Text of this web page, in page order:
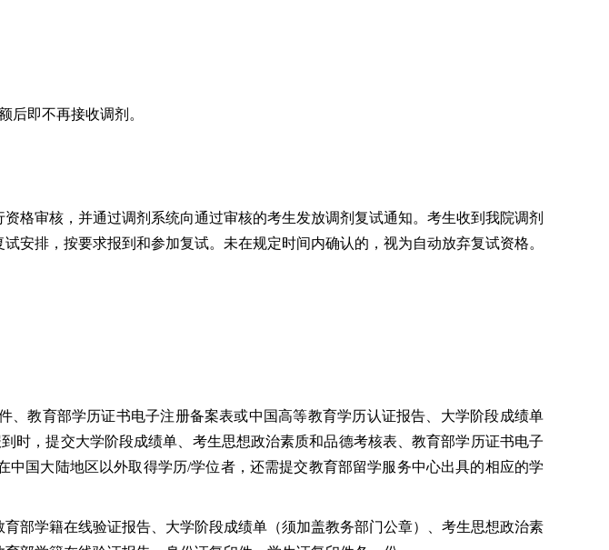
后即不再接收调剂。
格审核，并通过调剂系统向通过审核的考生发放调剂复试通知。考生收到我院调剂
安排，按要求报到和参加复试。未在规定时间内确认的，视为自动放弃复试资格。
教育部学历证书电子注册备案表或中国高等教育学历认证报告、大学阶段成绩单
时，提交大学阶段成绩单、考生思想政治素质和品德考核表、教育部学历证书电子
国大陆地区以外取得学历/学位者，还需提交教育部留学服务中心出具的相应的学
部学籍在线验证报告、大学阶段成绩单（须加盖教务部门公章）、考生思想政治素